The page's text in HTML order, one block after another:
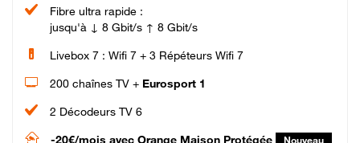
Fibre ultra rapide :
jusqu'à ↓ 8 Gbit/s ↑ 8 Gbit/s
Livebox 7 : Wifi 7 + 3 Répéteurs Wifi 7
200 chaînes TV + Eurosport 1
2 Décodeurs TV 6
-20€/mois avec Orange Maison Protégée Nouveau